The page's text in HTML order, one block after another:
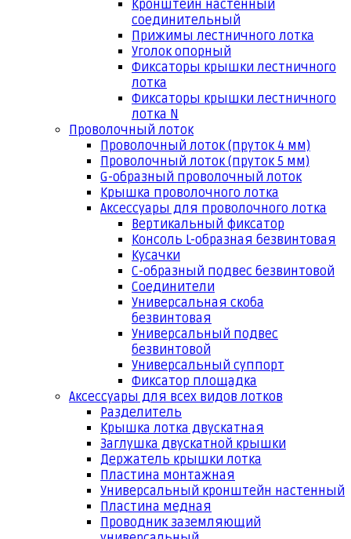
Кронштейн настенный
соединительный
Прижимы лестничного лотка
Уголок опорный
Фиксаторы крышки лестничного
лотка
Фиксаторы крышки лестничного
лотка N
Проволочный лоток
Проволочный лоток (пруток 4 мм)
Проволочный лоток (пруток 5 мм)
G-образный проволочный лоток
Крышка проволочного лотка
Аксессуары для проволочного лотка
Вертикальный фиксатор
Консоль L-образная безвинтовая
Кусачки
С-образный подвес безвинтовой
Соединители
Универсальная скоба
безвинтовая
Универсальный подвес
безвинтовой
Универсальный суппорт
Фиксатор площадка
Аксессуары для всех видов лотков
Разделитель
Крышка лотка двускатная
Заглушка двускатной крышки
Держатель крышки лотка
Пластина монтажная
Универсальный кронштейн настенный
Пластина медная
Проводник заземляющий